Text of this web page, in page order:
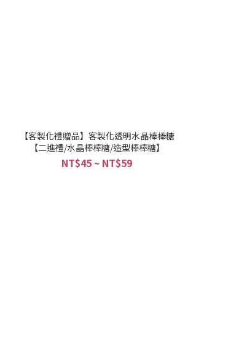
【客製化禮贈品】客製化透明水晶棒棒糖
【二進禮/水晶棒棒糖/造型棒棒糖】
NT$45 ~ NT$59